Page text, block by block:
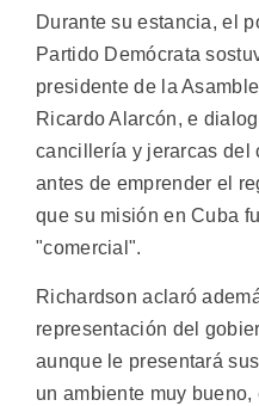
Durante su estancia, el
Partido Demócrata
presidente de la
Ricardo Alarcón, e
cancillería y jerarcas del
antes de emprender el
que su misión en Cuba
"comercial".
Richardson aclaró
representación del
aunque le presentará
un ambiente muy